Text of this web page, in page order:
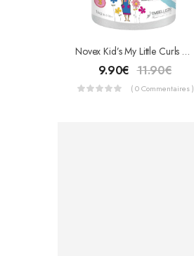
Novex Kid’s My Little Curls Masque Capillaire 1kg
9.90€ 11.90€
( 0 Commentaires )